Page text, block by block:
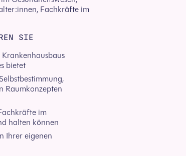
Fachkräfte im
SIE
bietet
Raumkonzepten
im
halten können
Ihrer eigenen